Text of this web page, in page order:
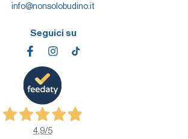
info@nonsolobudino.it
Seguici su
4,9/5